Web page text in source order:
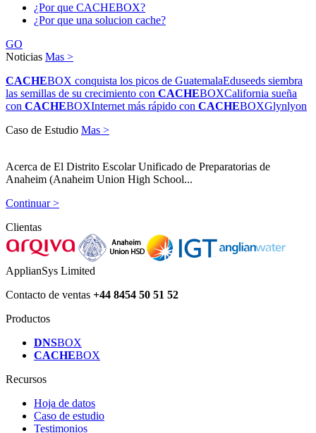
¿Por que CACHEBOX?
¿Por que una solucion cache?
GO
Noticias Mas >
CACHEBOX conquista los picos de GuatemalaEduseeds siembra
las semillas de su crecimiento con CACHEBOXCalifornia sueña
con CACHEBOXInternet más rápido con CACHEBOXGlynlyon
Caso de Estudio Mas >
Acerca de El Distrito Escolar Unificado de Preparatorias de
Anaheim (Anaheim Union High School...
Continuar >
Clientas
ApplianSys Limited
Contacto de ventas +44 8454 50 51 52
Productos
DNSBOX
CACHEBOX
Recursos
Hoja de datos
Caso de estudio
Testimonios